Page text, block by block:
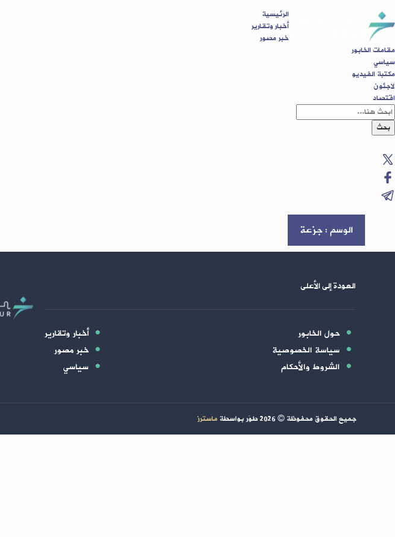
الرئيسية
أخبار وتقارير
خبر مصور
مقامات الخابور
سياسي
مكتبة الفيديو
لاجئون
اقتصاد
بحث
الوسم : جزعة
العودة إلى الأعلى
حول الخابور
سياسة الخصوصية
الشروط والأحكام
أخبار وتقارير
خبر مصور
سياسي
جميع الحقوق محفوظة ©2026طوَر بواسطةماسترز